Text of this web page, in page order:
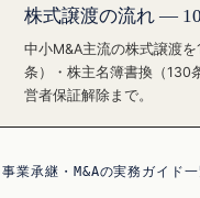
株式譲渡の流れ —
中小M&A主流の株式譲渡
条）・株主名簿書換（130
営者保証解除まで。
事業承継・M&Aの実務ガイ